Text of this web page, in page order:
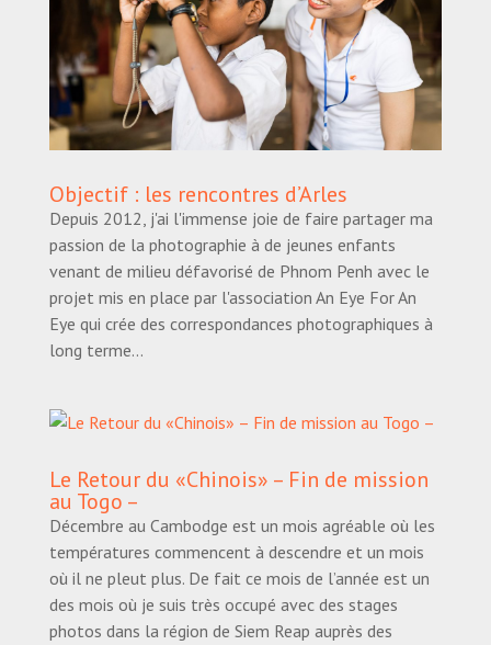
Objectif : les rencontres d’Arles
Depuis 2012, j'ai l'immense joie de faire partager ma
passion de la photographie à de jeunes enfants
venant de milieu défavorisé de Phnom Penh avec le
projet mis en place par l'association An Eye For An
Eye qui crée des correspondances photographiques à
long terme...
Le Retour du «Chinois» – Fin de mission
au Togo –
Décembre au Cambodge est un mois agréable où les
températures commencent à descendre et un mois
où il ne pleut plus. De fait ce mois de l’année est un
des mois où je suis très occupé avec des stages
photos dans la région de Siem Reap auprès des